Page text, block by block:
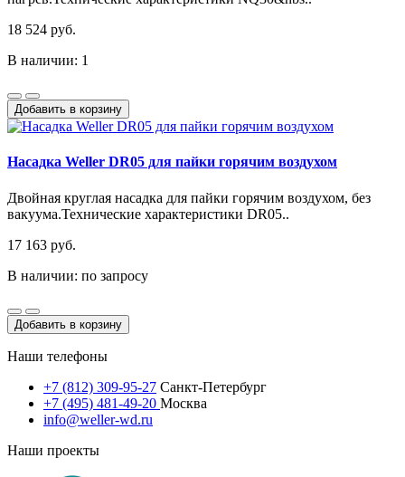
18 524 руб.
В наличии: 1
Добавить в корзину
Насадка Weller DR05 для пайки горячим воздухом
Двойная круглая насадка для пайки горячим воздухом, без
вакуума.Технические характеристики DR05..
17 163 руб.
В наличии: по запросу
Добавить в корзину
Наши телефоны
+7 (812) 309-95-27 Санкт-Петербург
+7 (495) 481-49-20 Москва
info@weller-wd.ru
Наши проекты